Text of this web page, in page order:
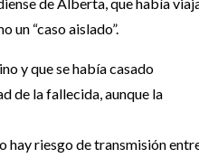
“caso aislado”.
y que se había casado
de la fallecida, aunque la
hay riesgo de transmisión